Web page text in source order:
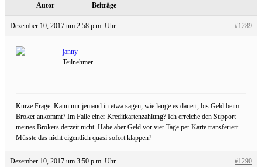
Autor Beiträge
Dezember 10, 2017 um 2:58 p.m. Uhr #1289
janny
Teilnehmer
Kurze Frage: Kann mir jemand in etwa sagen, wie lange es dauert, bis Geld beim
Broker ankommt? Im Falle einer Kreditkartenzahlung? Ich erreiche den Support
meines Brokers derzeit nicht. Habe aber Geld vor vier Tage per Karte transferiert.
Müsste das nicht eigentlich quasi sofort klappen?
Dezember 10, 2017 um 3:50 p.m. Uhr #1290